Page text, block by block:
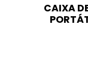
CAIXA